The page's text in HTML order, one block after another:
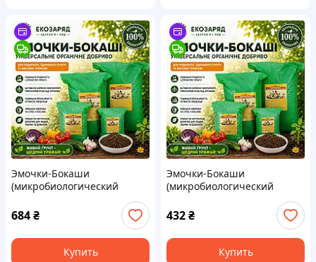
Эмочки-Бокаши
(микробиологический
препарат) универсальные 5
кг ТМ Microbioeffect
684₴
Купить
Эмочки-Бокаши
(микробиологический
препарат) универсальные 3
кг ТМ Microbioeffect
432₴
Купить